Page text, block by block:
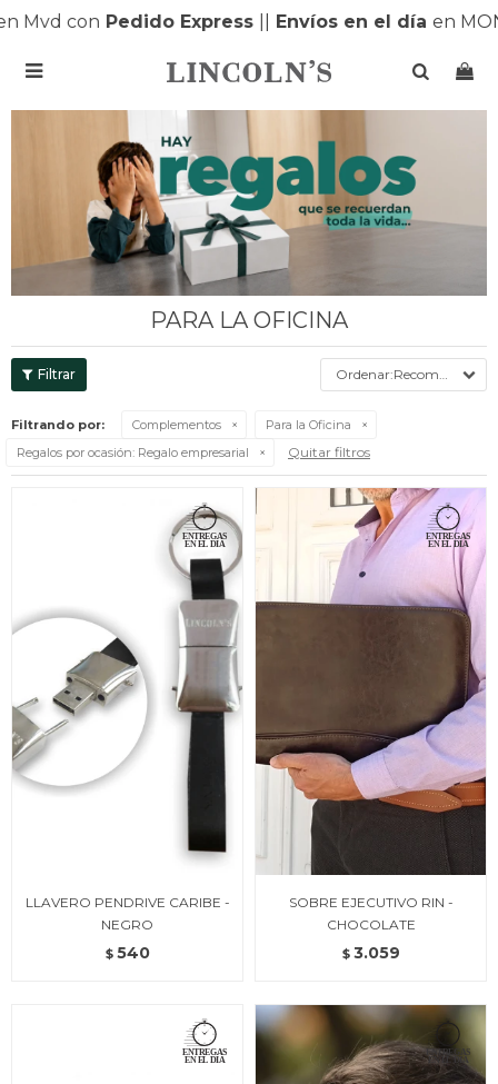
Mvd conPedido Express|| Envíos en el díaen

PARA LA OFICINA
Recomendados
Filtrando por: Complementos
Para la Oficina
Regalos por ocasión: Regalo empresarial Quitar filtros
LLAVERO PENDRIVE CARIBE -
NEGRO
$ 540
SOBRE EJECUTIVO RIN -
CHOCOLATE
$ 3.059